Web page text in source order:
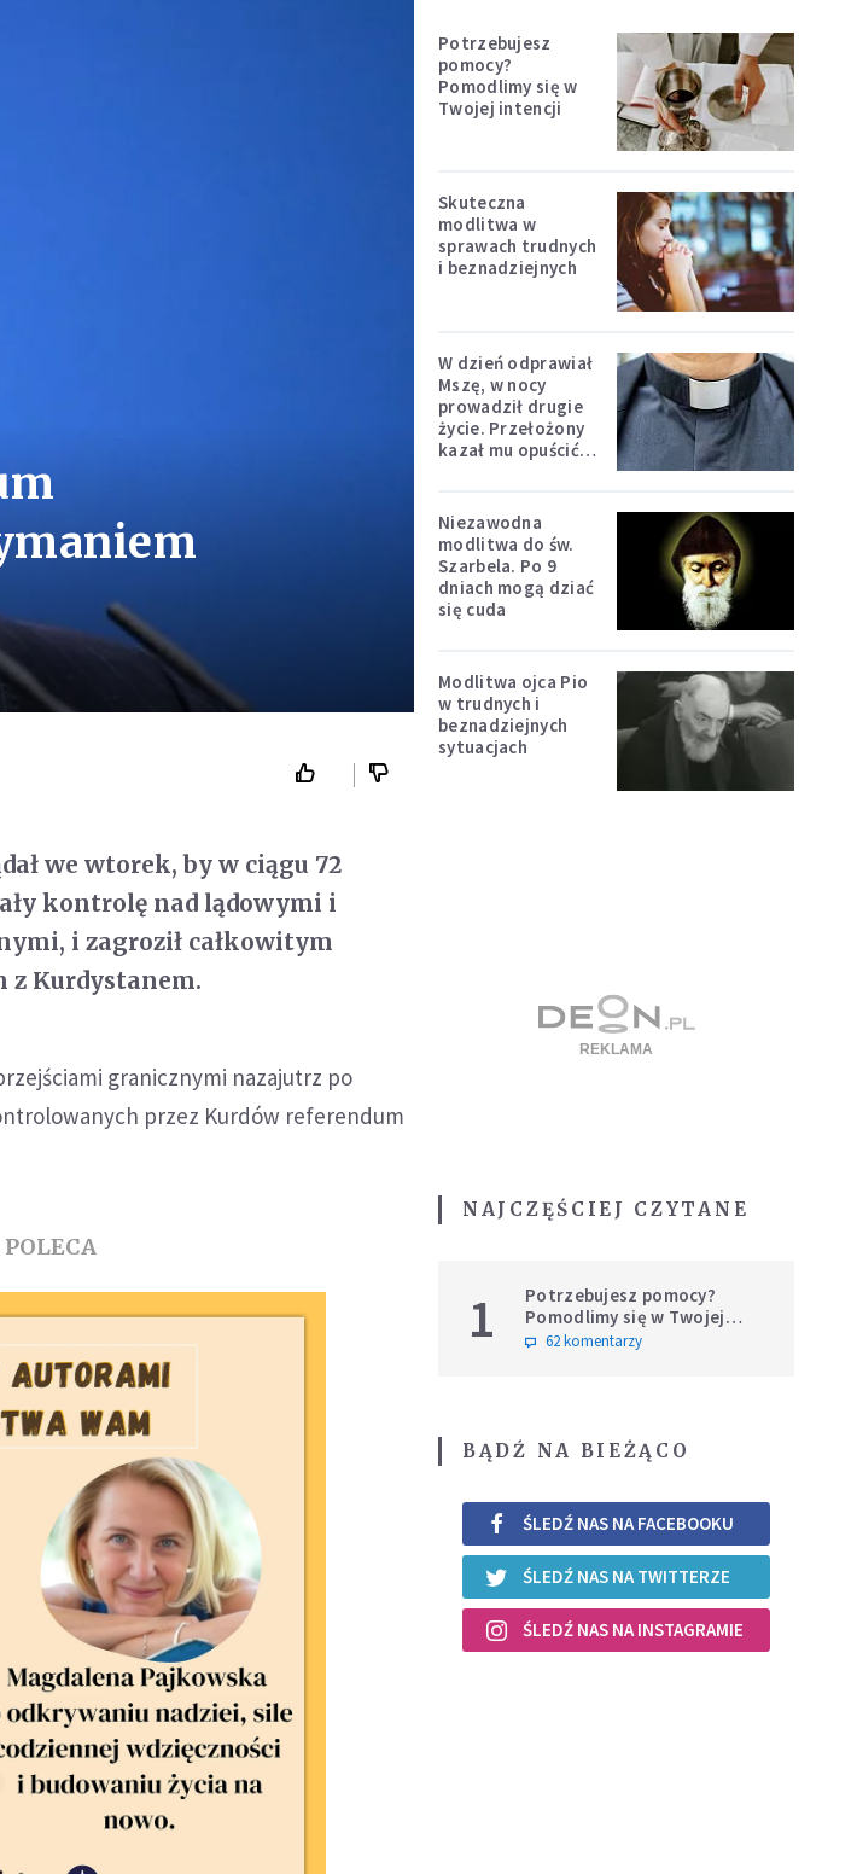
we wtorek, by w ciągu 72
kontrolę nad lądowymi i
i zagroził całkowitym
z Kurdystanem.
granicznymi nazajutrz po
przez Kurdów referendum
Potrzebujesz
pomocy?
Pomodlimy się w
Twojej intencji
Skuteczna
modlitwa w
sprawach trudnych
i beznadziejnych
W dzień odprawiał
Mszę, w nocy
prowadził drugie
życie. Przełożony
kazał mu opuścić
Niezawodna
modlitwa do św.
Szarbela. Po 9
dniach mogą dziać
się cuda
Modlitwa ojca Pio
w trudnych i
beznadziejnych
sytuacjach
NAJCZĘŚCIEJ CZYTANE
1
Potrzebujesz pomocy?
Pomodlimy się w Twojej
intencji
62 komentarzy
BĄDŹ NA BIEŻĄCO
ŚLEDŹ NAS NA FACEBOOKU
ŚLEDŹ NAS NA TWITTERZE
ŚLEDŹ NAS NA INSTAGRAMIE